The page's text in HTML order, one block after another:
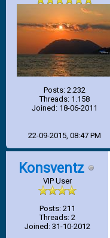
Posts: 2.232
Threads: 1.158
Joined: 18-06-2011
22-09-2015, 08:47 PM
Konsventz
VIP User
Posts: 211
Threads: 2
Joined: 31-10-2012